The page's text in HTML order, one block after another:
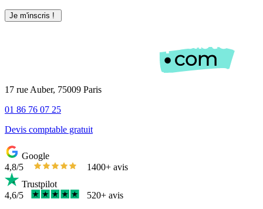
17 rue Auber, 75009 Paris
01 86 76 07 25
Devis comptable gratuit
Google
4,8/5
1400+ avis
Trustpilot
4,6/5
520+ avis